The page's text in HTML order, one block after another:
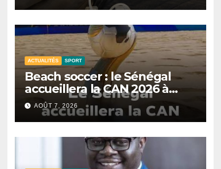
ACTUALITÉS SPORT
Beach soccer : le Sénégal
accueillera la CAN 2026 à
Dakar.
AOÛT 7, 2026